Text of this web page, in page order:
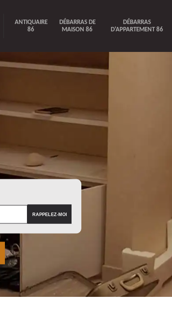
ANTIQUAIRE
86
DÉBARRAS DE
MAISON 86
DÉBARRAS
D'APPARTEMENT 86